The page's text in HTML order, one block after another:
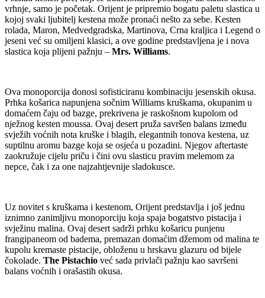
vrhnje, samo je početak. Orijent je pripremio bogatu paletu slastica u
kojoj svaki ljubitelj kestena može pronaći nešto za sebe. Kesten
rolada, Maron, Medvedgradska, Martinova, Crna kraljica i Legend o
jeseni već su omiljeni klasici, a ove godine predstavljena je i nova
slastica koja plijeni pažnju – Mrs. Williams.
Ova monoporcija donosi sofisticiranu kombinaciju jesenskih okusa.
Prhka košarica napunjena sočnim Williams kruškama, okupanim u
domaćem čaju od bazge, prekrivena je raskošnom kupolom od
nježnog kesten moussa. Ovaj desert pruža savršen balans između
svježih voćnih nota kruške i blagih, elegantnih tonova kestena, uz
suptilnu aromu bazge koja se osjeća u pozadini. Njegov aftertaste
zaokružuje cijelu priču i čini ovu slasticu pravim melemom za
nepce, čak i za one najzahtjevnije sladokusce.
Uz novitet s kruškama i kestenom, Orijent predstavlja i još jednu
iznimno zanimljivu monoporciju koja spaja bogatstvo pistacija i
svježinu malina. Ovaj desert sadrži prhku košaricu punjenu
frangipaneom od badema, premazan domaćim džemom od malina te
kupolu kremaste pistacije, obloženu u hrskavu glazuru od bijele
čokolade. The Pistachio već sada privlači pažnju kao savršeni
balans voćnih i orašastih okusa.